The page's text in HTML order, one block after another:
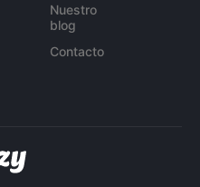
Nuestro
blog
Contacto